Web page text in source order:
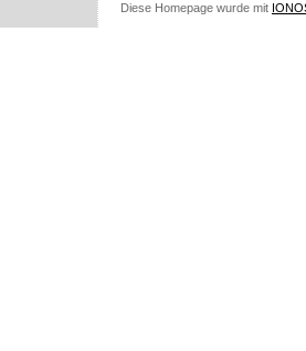
Diese Homepage wurde mit